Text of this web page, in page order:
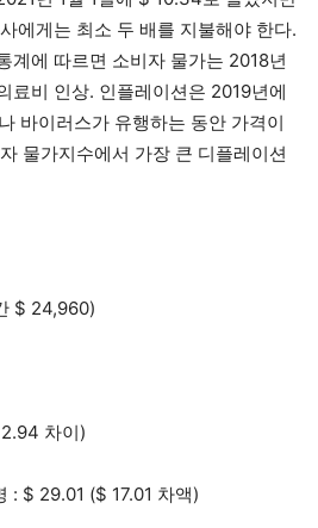
에게는 최소 두 배를 지불해야 한다.
계에 따르면 소비자 물가는 2018년
료비 인상. 인플레이션은 2019년에
바이러스가 유행하는 동안 가격이
물가지수에서 가장 큰 디플레이션
$ 24,960)
차이)
: $ 29.01 ($ 17.01 차액)